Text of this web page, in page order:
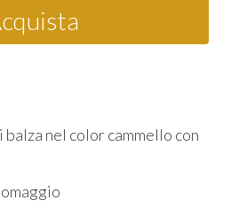
balza nel color cammello con